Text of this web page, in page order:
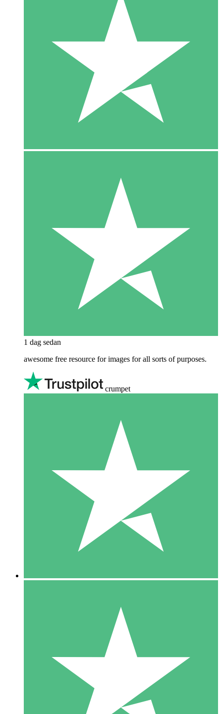
1 dag sedan
awesome free resource for images for all sorts of purposes.
crumpet